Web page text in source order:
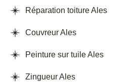
Réparation toiture Ales
Couvreur Ales
Peinture sur tuile Ales
Zingueur Ales